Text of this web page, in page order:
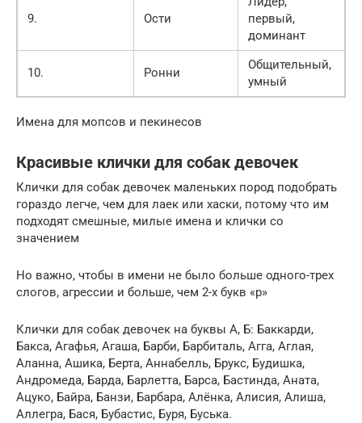
9. Ости
первый,
доминант
10. Ронни
Общительный,
умный
Имена для мопсов и пекинесов
Красивые клички для собак девочек
Клички для собак девочек маленьких пород подобрать
гораздо легче, чем для лаек или хаски, потому что им
подходят смешные, милые имена и клички со
значением
Но важно, чтобы в имени не было больше одного-трех
слогов, агрессии и больше, чем 2-х букв «р»
Клички для собак девочек на буквы А, Б: Баккарди,
Бакса, Агафья, Агаша, Барби, Барбиталь, Агга, Аглая,
Аланна, Ашика, Берта, Аннабелль, Брукс, Будишка,
Андромеда, Барда, Барлетта, Барса, Бастинда, Аната,
Aцуко, Байра, Банзи, Барбара, Алёнка, Алисия, Алиша,
Аллегра, Бася, Бубастис, Буря, Буська.